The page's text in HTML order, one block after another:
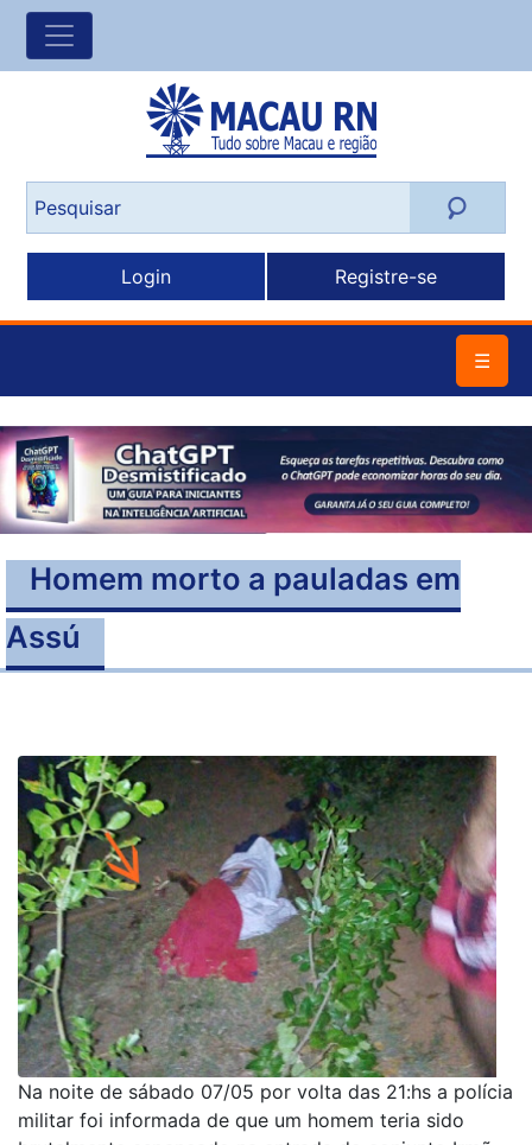
Login Registre-se
☰
Homem morto a pauladas em
Assú
Na noite de sábado 07/05 por volta das 21:hs a polícia
militar foi informada de que um homem teria sido